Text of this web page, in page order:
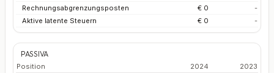
Rechnungsabgrenzungsposten € 0
-
Aktive latente Steuern
€ 0 -
PASSIVA
Position 2024
2023